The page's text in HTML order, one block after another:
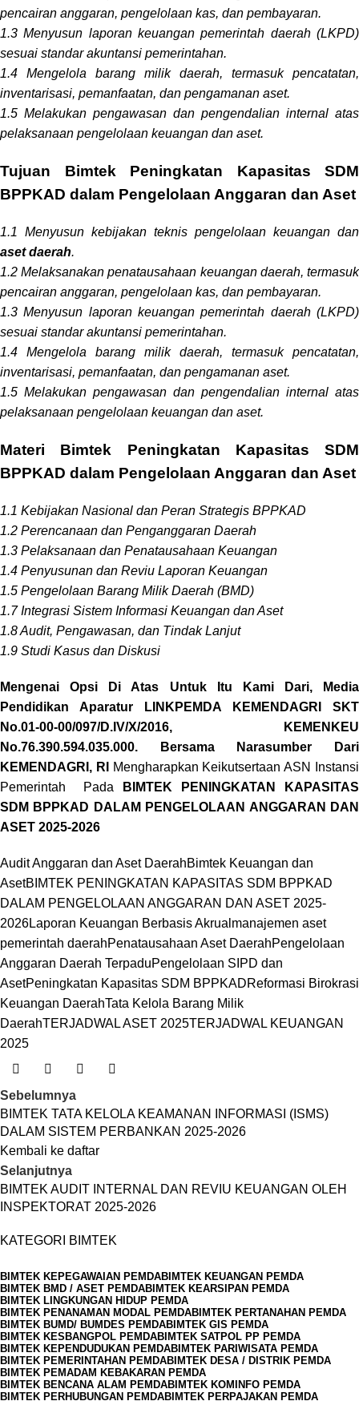
pencairan anggaran, pengelolaan kas, dan pembayaran.
1.3 Menyusun laporan keuangan pemerintah daerah (LKPD)
sesuai standar akuntansi pemerintahan.
1.4 Mengelola barang milik daerah, termasuk pencatatan,
inventarisasi, pemanfaatan, dan pengamanan aset.
1.5 Melakukan pengawasan dan pengendalian internal atas
pelaksanaan pengelolaan keuangan dan aset.
Tujuan Bimtek Peningkatan Kapasitas SDM
BPPKAD dalam Pengelolaan Anggaran dan Aset
1.1 Menyusun kebijakan teknis pengelolaan keuangan dan
aset daerah.
1.2 Melaksanakan penatausahaan keuangan daerah, termasuk
pencairan anggaran, pengelolaan kas, dan pembayaran.
1.3 Menyusun laporan keuangan pemerintah daerah (LKPD)
sesuai standar akuntansi pemerintahan.
1.4 Mengelola barang milik daerah, termasuk pencatatan,
inventarisasi, pemanfaatan, dan pengamanan aset.
1.5 Melakukan pengawasan dan pengendalian internal atas
pelaksanaan pengelolaan keuangan dan aset.
Materi Bimtek Peningkatan Kapasitas SDM
BPPKAD dalam Pengelolaan Anggaran dan Aset
1.1 Kebijakan Nasional dan Peran Strategis BPPKAD
1.2 Perencanaan dan Penganggaran Daerah
1.3 Pelaksanaan dan Penatausahaan Keuangan
1.4 Penyusunan dan Reviu Laporan Keuangan
1.5 Pengelolaan Barang Milik Daerah (BMD)
1.7 Integrasi Sistem Informasi Keuangan dan Aset
1.8 Audit, Pengawasan, dan Tindak Lanjut
1.9 Studi Kasus dan Diskusi
Mengenai Opsi Di Atas Untuk Itu Kami Dari, Media
Pendidikan Aparatur LINKPEMDA KEMENDAGRI SKT
No.01-00-00/097/D.IV/X/2016, KEMENKEU
No.76.390.594.035.000. Bersama Narasumber Dari
KEMENDAGRI, RI
Mengharapkan Keikutsertaan ASN Instansi
Pemerintah Pada
BIMTEK PENINGKATAN KAPASITAS
SDM BPPKAD DALAM PENGELOLAAN ANGGARAN DAN
ASET 2025-2026
Audit Anggaran dan Aset DaerahBimtek Keuangan dan
AsetBIMTEK PENINGKATAN KAPASITAS SDM BPPKAD
DALAM PENGELOLAAN ANGGARAN DAN ASET 2025-
2026Laporan Keuangan Berbasis Akrual manajemen aset
pemerintah daerahPenatausahaan Aset DaerahPengelolaan
Anggaran Daerah TerpaduPengelolaan SIPD dan
AsetPeningkatan Kapasitas SDM BPPKADReformasi Birokrasi
Keuangan DaerahTata Kelola Barang Milik
DaerahTERJADWAL ASET 2025TERJADWAL KEUANGAN
2025
Sebelumnya
BIMTEK TATA KELOLA KEAMANAN INFORMASI (ISMS)
DALAM SISTEM PERBANKAN 2025-2026
Kembali ke daftar
Selanjutnya
BIMTEK AUDIT INTERNAL DAN REVIU KEUANGAN OLEH
INSPEKTORAT 2025-2026
KATEGORI BIMTEK
BIMTEK KEPEGAWAIAN PEMDABIMTEK KEUANGAN PEMDA
BIMTEK BMD / ASET PEMDABIMTEK KEARSIPAN PEMDA
BIMTEK LINGKUNGAN HIDUP PEMDA
BIMTEK PENANAMAN MODAL PEMDABIMTEK PERTANAHAN PEMDA
BIMTEK BUMD/ BUMDES PEMDABIMTEK GIS PEMDA
BIMTEK KESBANGPOL PEMDABIMTEK SATPOL PP PEMDA
BIMTEK KEPENDUDUKAN PEMDABIMTEK PARIWISATA PEMDA
BIMTEK PEMERINTAHAN PEMDABIMTEK DESA / DISTRIK PEMDA
BIMTEK PEMADAM KEBAKARAN PEMDA
BIMTEK BENCANA ALAM PEMDABIMTEK KOMINFO PEMDA
BIMTEK PERHUBUNGAN PEMDABIMTEK PERPAJAKAN PEMDA